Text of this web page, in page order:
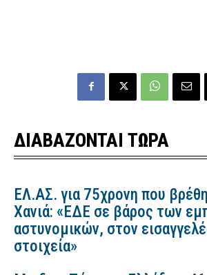
ΔΙΑΒΑΖΟΝΤΑΙ ΤΩΡΑ
ΕΛ.ΑΣ. για 75χρονη που
Χανιά: «ΕΔΕ σε βάρος των
αστυνομικών, στον
στοιχεία»